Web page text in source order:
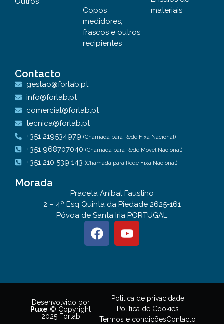
Copos
medidores,
frascos e outros
recipientes
materiais
Contacto
gestao@forlab.pt
info@forlab.pt
comercial@forlab.pt
tecnica@forlab.pt
+351 219534979 (Chamada para Rede Fixa Nacional)
+351 968707040 (Chamada para Rede Móvel Nacional)
+351 210 539 143 (Chamada para Rede Fixa Nacional)
Morada
Praceta Anibal Faustino
2 – 4º Esq Quinta da Piedade 2625-161
Póvoa de Santa Iria PORTUGAL
Desenvolvido por
Puxe © Copyright
2025 Forlab
Politica de privacidade
Política de Cookies
Termos e condiçõesContacto